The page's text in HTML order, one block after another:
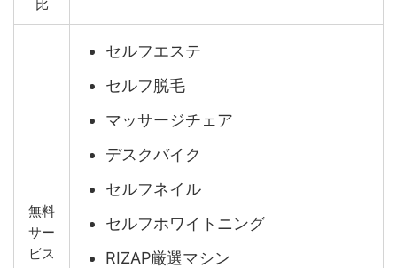
比
無料
サー
ビス
セルフエステ
セルフ脱毛
マッサージチェア
デスクバイク
セルフネイル
セルフホワイトニング
RIZAP厳選マシン